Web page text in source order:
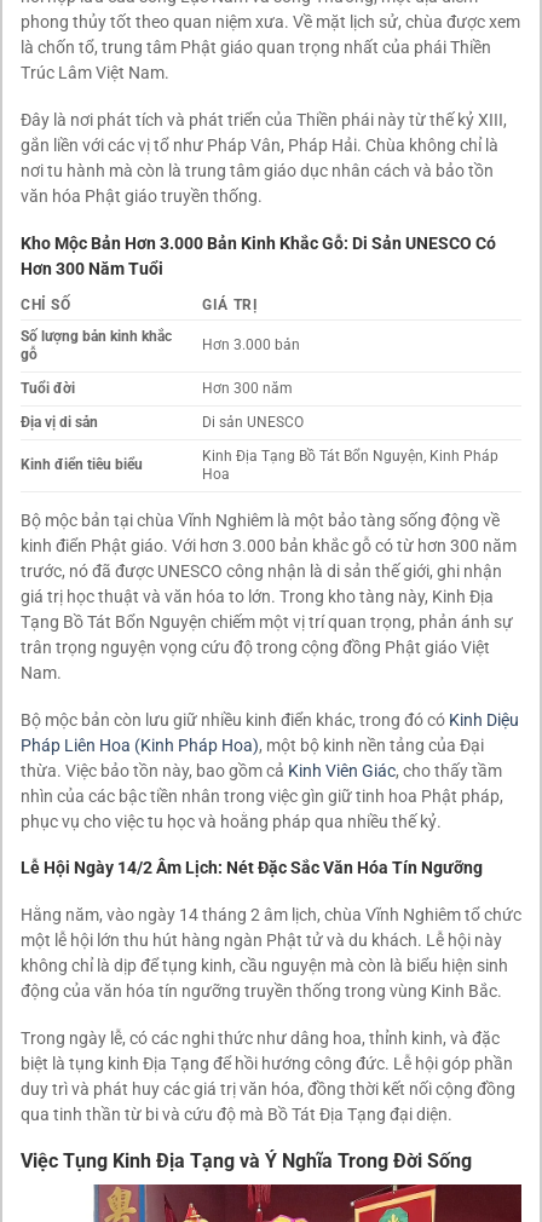
phong thủy tốt theo quan niệm xưa. Về mặt lịch sử, chùa được xem
là chốn tổ, trung tâm Phật giáo quan trọng nhất của phái Thiền
Trúc Lâm Việt Nam.
Đây là nơi phát tích và phát triển của Thiền phái này từ thế kỷ XIII,
gắn liền với các vị tổ như Pháp Vân, Pháp Hải. Chùa không chỉ là
nơi tu hành mà còn là trung tâm giáo dục nhân cách và bảo tồn
văn hóa Phật giáo truyền thống.
Kho Mộc Bản Hơn 3.000 Bản Kinh Khắc Gỗ: Di Sản UNESCO Có
Hơn 300 Năm Tuổi
CHỈ SỐ
GIÁ TRỊ
Số lượng bản kinh khắc
gỗ
Hơn 3.000 bản
Tuổi đời
Hơn 300 năm
Địa vị di sản
Di sản UNESCO
Kinh điển tiêu biểu
Kinh Địa Tạng Bồ Tát Bổn Nguyện, Kinh Pháp
Hoa
Bộ mộc bản tại chùa Vĩnh Nghiêm là một bảo tàng sống động về
kinh điển Phật giáo. Với hơn 3.000 bản khắc gỗ có từ hơn 300 năm
trước, nó đã được UNESCO công nhận là di sản thế giới, ghi nhận
giá trị học thuật và văn hóa to lớn. Trong kho tàng này, Kinh Địa
Tạng Bồ Tát Bổn Nguyện chiếm một vị trí quan trọng, phản ánh sự
trân trọng nguyện vọng cứu độ trong cộng đồng Phật giáo Việt
Nam.
Bộ mộc bản còn lưu giữ nhiều kinh điển khác, trong đó có Kinh Diệu
Pháp Liên Hoa (Kinh Pháp Hoa), một bộ kinh nền tảng của Đại
thừa. Việc bảo tồn này, bao gồm cả Kinh Viên Giác, cho thấy tầm
nhìn của các bậc tiền nhân trong việc gìn giữ tinh hoa Phật pháp,
phục vụ cho việc tu học và hoằng pháp qua nhiều thế kỷ.
Lễ Hội Ngày 14/2 Âm Lịch: Nét Đặc Sắc Văn Hóa Tín Ngưỡng
Hằng năm, vào ngày 14 tháng 2 âm lịch, chùa Vĩnh Nghiêm tổ chức
một lễ hội lớn thu hút hàng ngàn Phật tử và du khách. Lễ hội này
không chỉ là dịp để tụng kinh, cầu nguyện mà còn là biểu hiện sinh
động của văn hóa tín ngưỡng truyền thống trong vùng Kinh Bắc.
Trong ngày lễ, có các nghi thức như dâng hoa, thỉnh kinh, và đặc
biệt là tụng kinh Địa Tạng để hồi hướng công đức. Lễ hội góp phần
duy trì và phát huy các giá trị văn hóa, đồng thời kết nối cộng đồng
qua tinh thần từ bi và cứu độ mà Bồ Tát Địa Tạng đại diện.
Việc Tụng Kinh Địa Tạng và Ý Nghĩa Trong Đời Sống